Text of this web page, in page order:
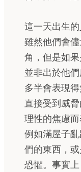
這一天出生的
雖然他們會
角，但是如
並非出於他
多半會表現
直接受到威
理性的焦慮
例如滿屋子
們的東西，
恐懼。事實